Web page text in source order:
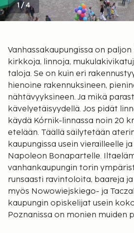
1/4
Vanhassakaupungissa on
kirkkoja, linnoja,
taloja. Se on kuin eri
hienoine rakennuksineen,
nähtävyyksineen. Ja mikä
kävelyetäisyydellä. Jos pidät
käydä Kórnik-linnassa noin 20
etelään. Täällä säilytetään
kaupungissa usein vierailleelle
Napoleon Bonapartelle.
vanhankaupungin torin
runsaasti ravintoloita, baareja
myös Nowowiejskiego- ja
kaupungin opiskelijat usein
Poznanissa on monien muiden